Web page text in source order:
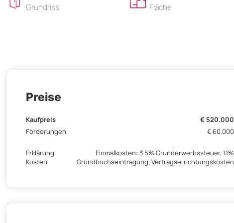
Grundriss Fläche
Preise
Kaufpreis € 520.000
Förderungen
€ 60.000
Erklärung
Kosten
Einmalkosten: 3.5% Grunderwerbssteuer, 1.1%
Grundbuchseintragung, Vertragserrichtungskosten